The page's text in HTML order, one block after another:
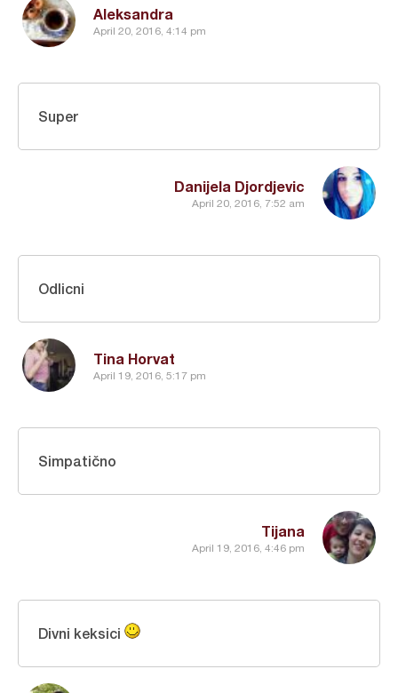
Aleksandra
April 20, 2016, 4:14 pm
Danijela Djordjevic
April 20, 2016, 7:52 am
Super
Tina Horvat
April 19, 2016, 5:17 pm
Odlicni
Tijana
April 19, 2016, 4:46 pm
Simpatično
Divni keksici